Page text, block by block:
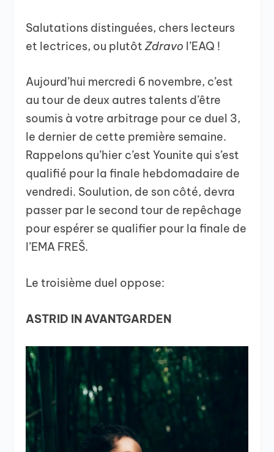
Salutations distinguées, chers lecteurs
et lectrices, ou plutôtZdravo l’EAQ !
Aujourd’hui mercredi 6 novembre, c’est
au tour de deux autres talents d’être
soumis à votre arbitrage pour ce duel 3,
le dernier de cette première semaine.
Rappelons qu’hier c’est Younite qui s’est
qualifié pour la finale hebdomadaire de
vendredi. Soulution, de son côté, devra
passer par le second tour de repêchage
pour espérer se qualifier pour la finale de
l’EMA FREŠ.
Le troisième duel oppose:
ASTRID IN AVANTGARDEN